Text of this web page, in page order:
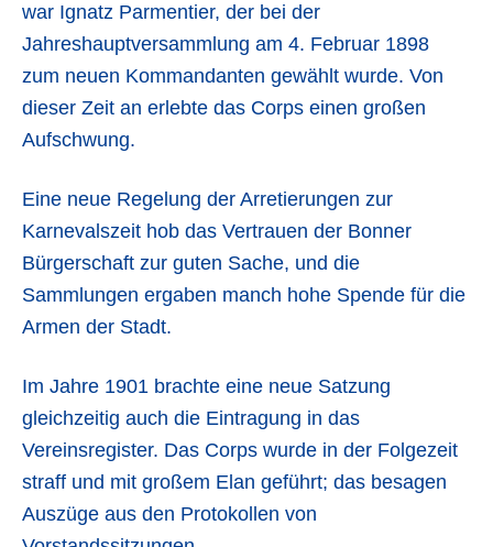
war Ignatz Parmentier, der bei der
Jahreshauptversammlung am 4. Februar 1898
zum neuen Kommandanten gewählt wurde. Von
dieser Zeit an erlebte das Corps einen großen
Aufschwung.
Eine neue Regelung der Arretierungen zur
Karnevalszeit hob das Vertrauen der Bonner
Bürgerschaft zur guten Sache, und die
Sammlungen ergaben manch hohe Spende für die
Armen der Stadt.
Im Jahre 1901 brachte eine neue Satzung
gleichzeitig auch die Eintragung in das
Vereinsregister. Das Corps wurde in der Folgezeit
straff und mit großem Elan geführt; das besagen
Auszüge aus den Protokollen von